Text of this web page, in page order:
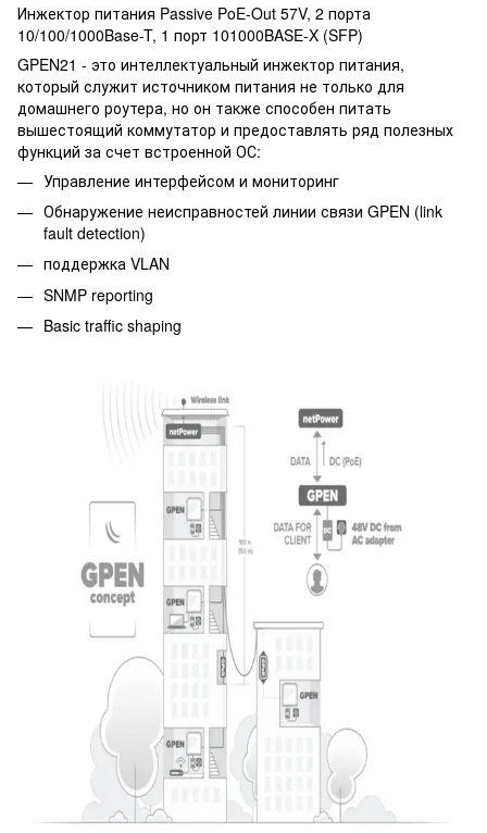
Инжектор питания Passive PoE-Out 57V, 2 порта
10/100/1000Base-T, 1 порт 101000BASE-X (SFP)
GPEN21 - это интеллектуальный инжектор питания,
который служит источником питания не только для
домашнего роутера, но он также способен питать
вышестоящий коммутатор и предоставлять ряд полезных
функций за счет встроенной ОС:
Управление интерфейсом и мониторинг
Обнаружение неисправностей линии связи GPEN (link
fault detection)
поддержка VLAN
SNMP reporting
Basic traffic shaping